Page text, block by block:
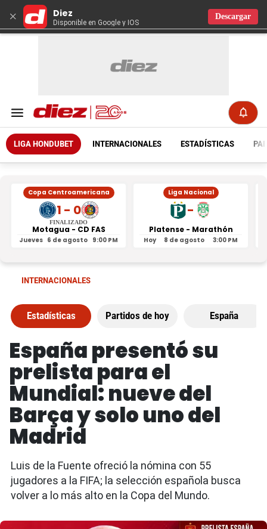
× Diez
Disponible en Google y IOS
Descargar
LIGA HONDUBET INTERNACIONALES ESTADÍSTICAS
Copa Centroamericana
1 - 0
FINALIZADO
Motagua - CD FAS
Jueves 6 de agosto 9:00 PM
Liga Nacional
-
Platense - Marathón
Hoy 8 de agosto 3:00 PM
INTERNACIONALES
Estadísticas Partidos de hoy España
España presentó su
prelista para el
Mundial: nueve del
Barça y solo uno del
Madrid
Luis de la Fuente ofreció la nómina con 55
jugadores a la FIFA; la selección española busca
volver a lo más alto en la Copa del Mundo.